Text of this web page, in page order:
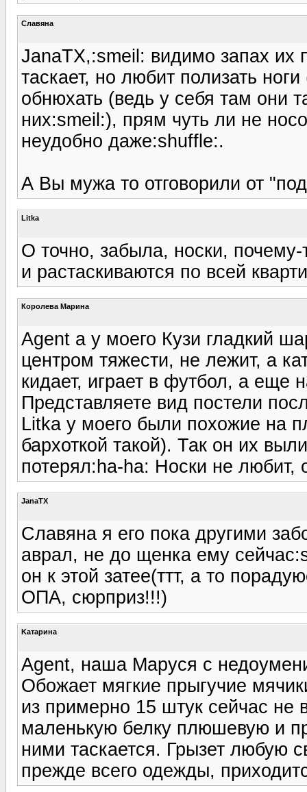
Славяна
JanaTX,:smeil: видимо запах их
таскает, но любит полизать
обнюхать (ведь у себя там они
них:smeil:), прям чуть ли не
неудобно даже:shuffle:.
А Вы мужа то отговорили от
Litka
О точно, забыла, носки,
и растаскиваются по всей
Королева Марина
Agent а у моего Кузи гладкий
центром тяжести, не лежит, а
кидает, играет в футбол, а еще
Представляете вид постели
Litka у моего были похожие на
бархоткой такой). Так он их
потерял:ha-ha: Носки не любит,
JanaTX
Славяна я его пока другими
аврал, не до щенка ему
он к этой затее(ттт, а то
ОПА, сюрприз!!!)
Kатарина
Agent, наша Маруся с
Обожает мягкие прыгучие
из примерно 15 штук сейчас
маленькую белку плюшевую и
ними таскается. Грызет любую
прежде всего одежды,